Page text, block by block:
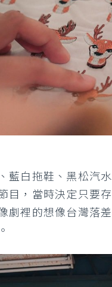
藍白拖鞋、黑松汽
目，當時決定只要
劇裡的想像台灣落